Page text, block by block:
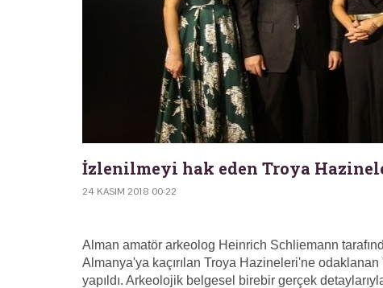
İzlenilmeyi hak eden Troya
24 KASIM 2018 00:22
Alman amatör arkeolog Heinrich Schliemann
Almanya'ya kaçırılan Troya Hazineleri'ne
yapıldı. Arkeolojik belgesel birebir gerçek